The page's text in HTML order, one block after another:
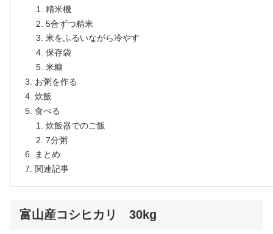
精米機
5合ずつ精米
米をふるいながら冷やす
保存袋
米糠
お粥を作る
炊飯
食べる
炊飯器でのご飯
7分粥
まとめ
関連記事
富山産コシヒカリ 30kg